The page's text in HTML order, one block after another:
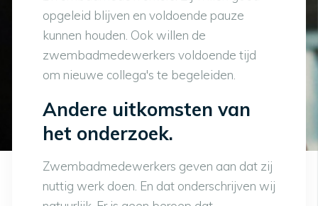
opgeleid blijven en voldoende pauze
kunnen houden. Ook willen de
zwembadmedewerkers voldoende tijd
om nieuwe collega's te begeleiden.
Andere uitkomsten van
het onderzoek.
Zwembadmedewerkers geven aan dat zij
nuttig werk doen. En dat onderschrijven wij